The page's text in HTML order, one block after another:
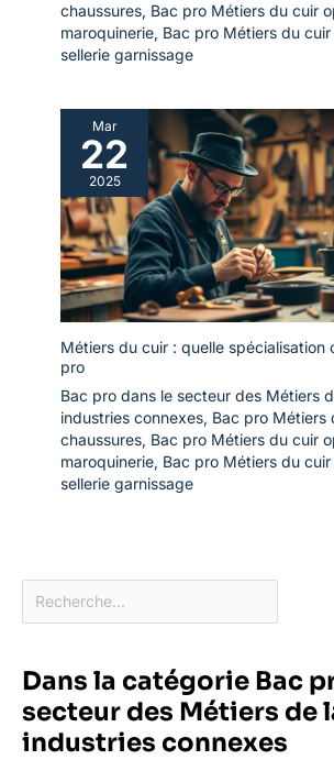
chaussures, Bac pro Métiers du cuir
maroquinerie, Bac pro Métiers du
sellerie garnissage
Mar
22
2025
Métiers du cuir : quelle spécialisation
pro
Bac pro dans le secteur des Métiers
industries connexes, Bac pro Métiers
chaussures, Bac pro Métiers du cuir
maroquinerie, Bac pro Métiers du
sellerie garnissage
Dans la catégorie Bac
secteur des Métiers de
industries connexes